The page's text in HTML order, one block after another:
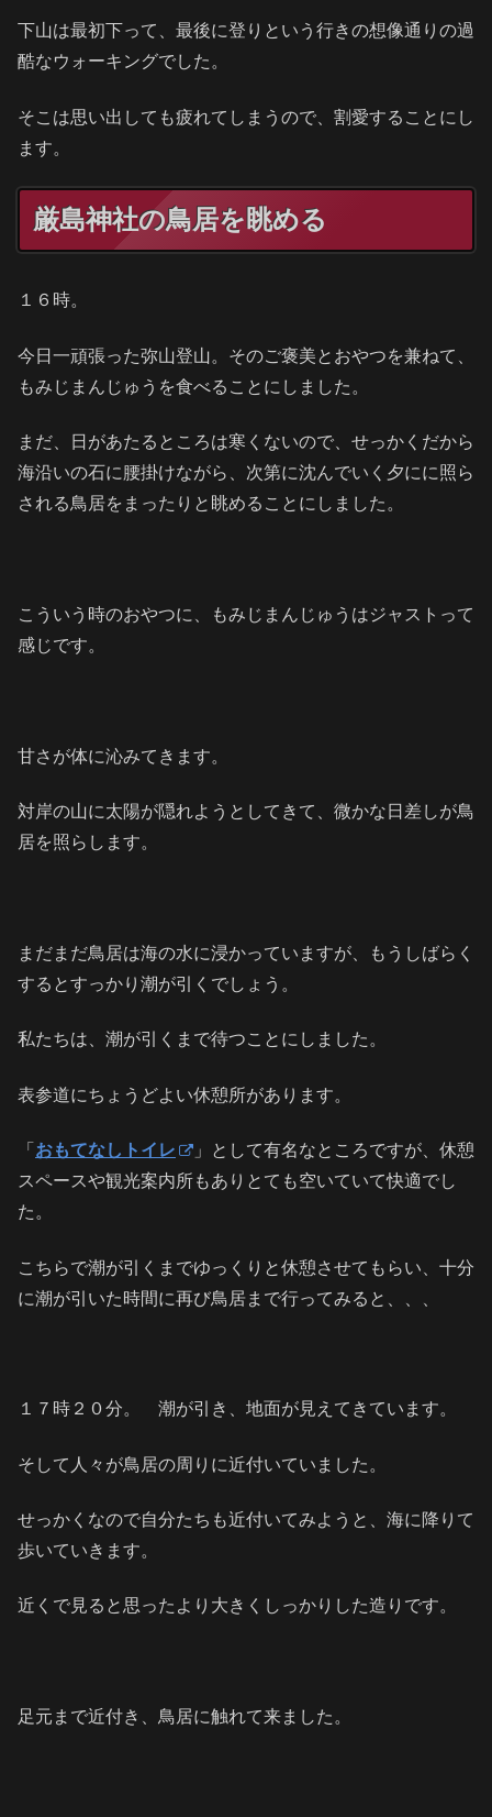
下山は最初下って、最後に登りという行きの想像通りの過
酷なウォーキングでした。
そこは思い出しても疲れてしまうので、割愛することにし
ます。
厳島神社の鳥居を眺める
１６時。
今日一頑張った弥山登山。そのご褒美とおやつを兼ねて、
もみじまんじゅうを食べることにしました。
まだ、日があたるところは寒くないので、せっかくだから
海沿いの石に腰掛けながら、次第に沈んでいく夕にに照ら
される鳥居をまったりと眺めることにしました。
こういう時のおやつに、もみじまんじゅうはジャストって
感じです。
甘さが体に沁みてきます。
対岸の山に太陽が隠れようとしてきて、微かな日差しが鳥
居を照らします。
まだまだ鳥居は海の水に浸かっていますが、もうしばらく
するとすっかり潮が引くでしょう。
私たちは、潮が引くまで待つことにしました。
表参道にちょうどよい休憩所があります。
「 おもてなしトイレ
」として有名なところですが、休憩
スペースや観光案内所もありとても空いていて快適でし
た。
こちらで潮が引くまでゆっくりと休憩させてもらい、十分
に潮が引いた時間に再び鳥居まで行ってみると、、、
１７時２０分。 潮が引き、地面が見えてきています。
そして人々が鳥居の周りに近付いていました。
せっかくなので自分たちも近付いてみようと、海に降りて
歩いていきます。
近くで見ると思ったより大きくしっかりした造りです。
足元まで近付き、鳥居に触れて来ました。